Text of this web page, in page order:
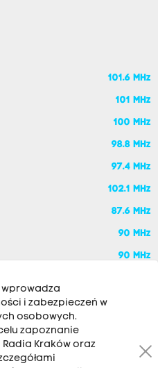
101.6 MHz
101 MHz
100 MHz
98.8 MHz
97.4 MHz
102.1 MHz
87.6 MHz
90 MHz
90 MHz
wprowadza
i zabezpieczeń w
osobowych.
zapoznanie
Kraków oraz